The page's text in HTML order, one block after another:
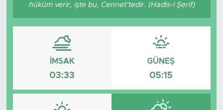
hüküm verir, işte bu, Cennet’tedir. (Hadis-i Şerif)
İMSAK
03:33
GÜNEŞ
05:15